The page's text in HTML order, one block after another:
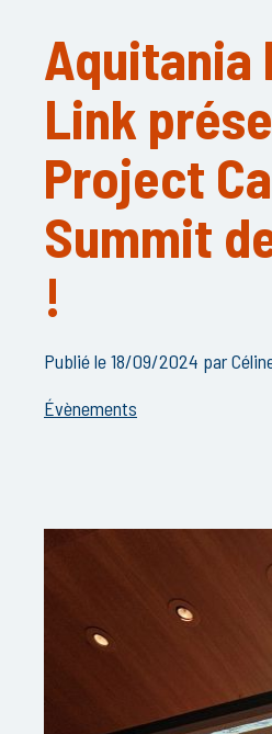
Aquitania
Link
Project
Summit
!
Publié le 18/09/2024 par
Évènements